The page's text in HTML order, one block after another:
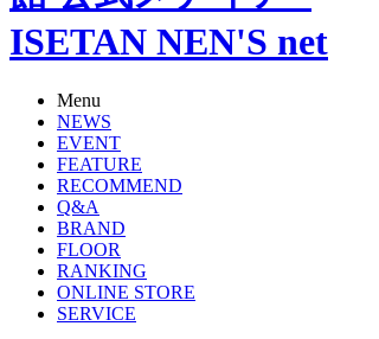
ISETAN NEN'S net
Menu
NEWS
EVENT
FEATURE
RECOMMEND
Q&A
BRAND
FLOOR
RANKING
ONLINE STORE
SERVICE